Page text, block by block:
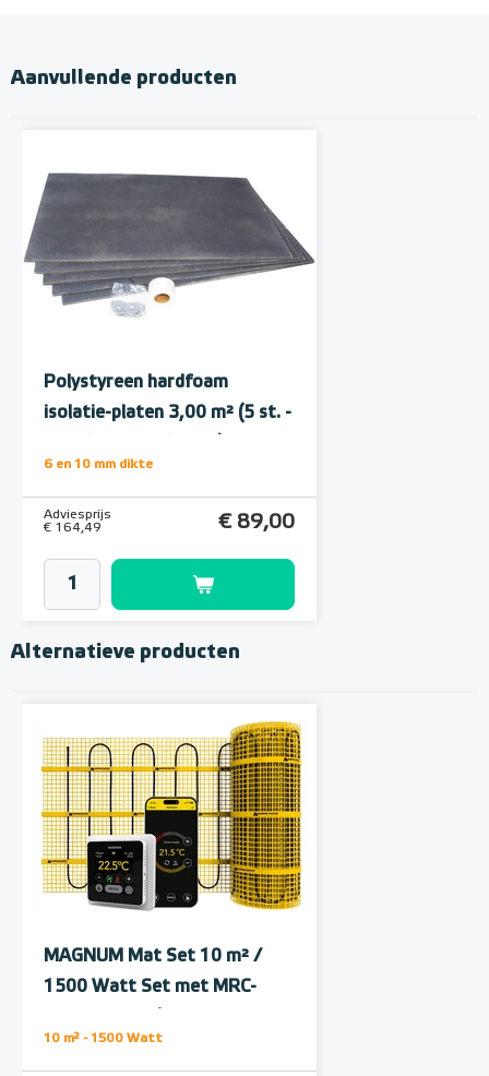
Aanvullende producten
Polystyreen hardfoam
isolatie-platen 3,00 m² (5 st. -
6 en 10 mm dikte
Adviesprijs
€ 164,49
€ 89,00
Polystyreen hardfoam
60 x 100 cm à 0,6 cm)
6 en 10 mm dikte
€ 212,50
Alternatieve producten
MAGNUM Mat Set 10 m² /
1500 Watt Set met MRC-
10 m² - 1500 Watt